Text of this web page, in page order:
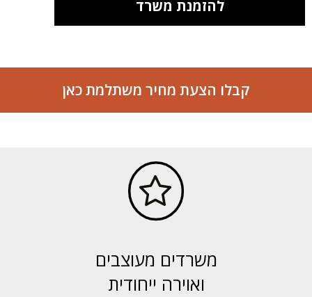
להזמנת משרד
קבלו הצעת מחיר משתלמת כאן
משרדים מעוצבים
ואוירה ייחודית